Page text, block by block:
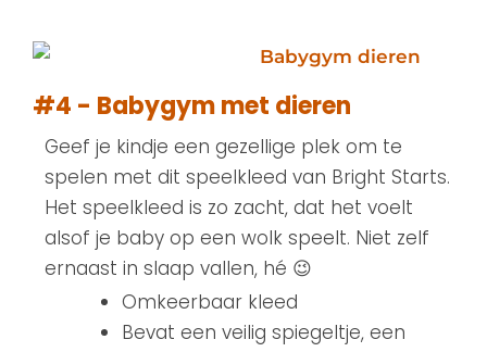
#4 - Babygym met dieren
Geef je kindje een gezellige plek om te
spelen met dit speelkleed van Bright Starts.
Het speelkleed is zo zacht, dat het voelt
alsof je baby op een wolk speelt. Niet zelf
ernaast in slaap vallen, hé 😉
Omkeerbaar kleed
Bevat een veilig spiegeltje, een